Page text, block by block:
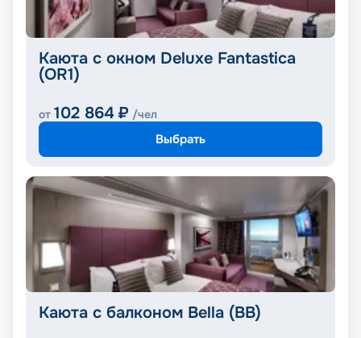
Каюта с окном Deluxe Fantastica
(OR1)
от 102 864 ₽ /чел
Выбрать
Каюта с балконом Bella (BB)